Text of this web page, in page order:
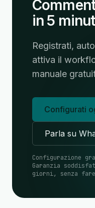
in 5
Registrati,
attiva il
manuale
Configurati
Parla su
Configurazione
Garanzia
giorni, senza fare